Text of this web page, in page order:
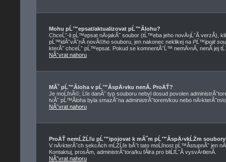
Mohu pĹ™epsat/aktualizovat pĹ™Ă­lohu?
ChceĹˇ-li pĹ™epsat nÄ›jakĂ˝ soubor (tĹ™eba jeho novÄ›jĹˇĂ­ verzĂ­),
pĹ™idĂˇvĂˇnĂ­ novĂ©ho souboru, jen nakonec neklikej na PĹ™ipojit
kterĂ˝ chceĹˇ pĹ™epsat. Pokud se komnentĂˇĹ™ nemÄ›nĂ­, nenĂ­ jej
NĂˇvrat nahoru
MĂˇ pĹ™Ă­loha v pĹ™Ă­spÄ›vku nenĂ­. ProÄŤ?
Je moĹľnĂ©, Ĺľe danĂ˝ typ souboru nebyl dosud povolen
tvĂˇ pĹ™Ă­loha byla smazĂˇna administrĂˇtorem/kou nebo
NĂˇvrat nahoru
ProÄŤ nemĹŻĹľu pĹ™ipojovat k mĂ˝m pĹ™Ă­spÄ›vkĹŻm
V nÄ›kterĂ˝ch sekcĂ­ch mĹŻĹľe bĂ˝t tato moĹľnost pĹ™Ă­stupnĂˇ jen
Kontaktuj, prosĂ­m, administrĂˇtora/ku fĂłra pro bliĹľĹˇĂ­ vysvÄ›tlenĂ­.
NĂˇvrat nahoru